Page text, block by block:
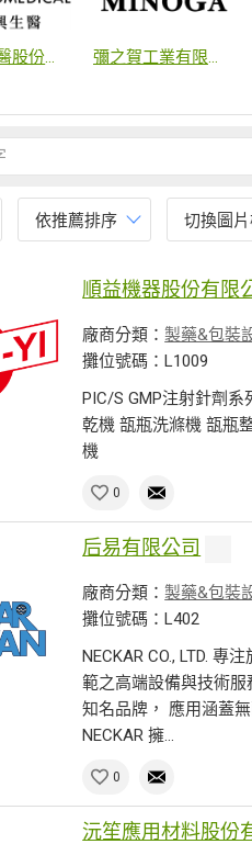
怡定興生醫股份有限公司 彌之賀工業有限公司
依推薦排序 切換圖
順益機器股份有限
廠商分類：製藥&包裝
攤位號碼：L1009
PIC/S GMP注射針劑
乾機 瓿瓶洗滌機 瓿瓶
機
0
后易有限公司
廠商分類：製藥&包裝
攤位號碼：L402
NECKAR CO., LTD. 專
範之高端設備與技術
知名品牌， 應用涵蓋
NECKAR 擁...
0
沅笙應用材料股份